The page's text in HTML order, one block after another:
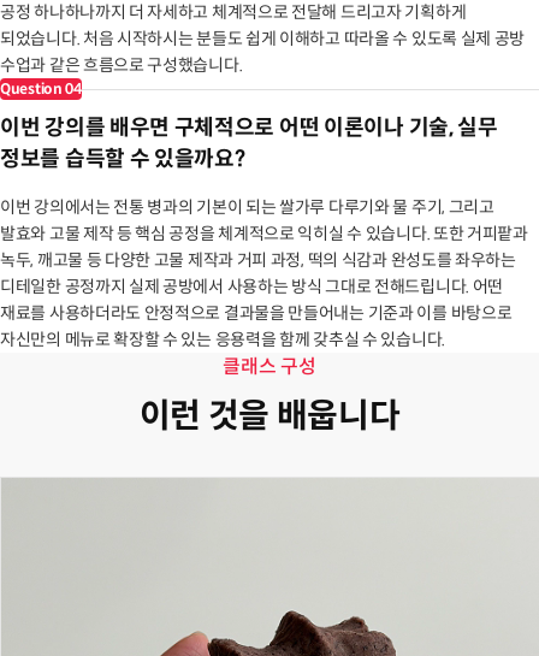
공정 하나하나까지 더 자세하고 체계적으로 전달해 드리고자 기획하게
되었습니다. 처음 시작하시는 분들도 쉽게 이해하고 따라올 수 있도록 실제 공방
수업과 같은 흐름으로 구성했습니다.
Question 04
이번 강의를 배우면 구체적으로 어떤 이론이나 기술, 실무
정보를 습득할 수 있을까요?
이번 강의에서는 전통 병과의 기본이 되는 쌀가루 다루기와 물 주기, 그리고
발효와 고물 제작 등 핵심 공정을 체계적으로 익히실 수 있습니다. 또한 거피팥과
녹두, 깨고물 등 다양한 고물 제작과 거피 과정, 떡의 식감과 완성도를 좌우하는
디테일한 공정까지 실제 공방에서 사용하는 방식 그대로 전해드립니다. 어떤
재료를 사용하더라도 안정적으로 결과물을 만들어내는 기준과 이를 바탕으로
자신만의 메뉴로 확장할 수 있는 응용력을 함께 갖추실 수 있습니다.
클래스 구성
이런 것을 배웁니다